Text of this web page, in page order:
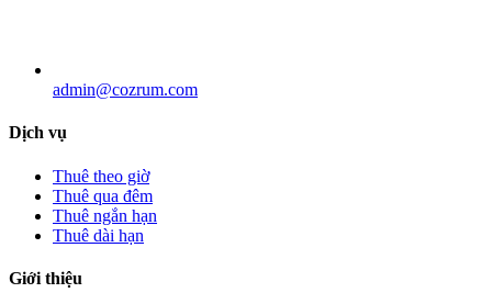
admin@cozrum.com
Dịch vụ
Thuê theo giờ
Thuê qua đêm
Thuê ngắn hạn
Thuê dài hạn
Giới thiệu